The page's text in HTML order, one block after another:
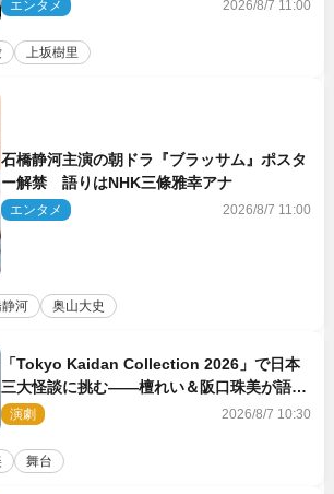
エンタメ 2026/8/7 11:00
上坂樹里
石橋静河主演の朝ドラ『ブラッサム』ポスタ
ー解禁 語りはNHK三條雅幸アナ
エンタメ 2026/8/7 11:00
河 奥山大史
「Tokyo Kaidan Collection 2026」で日本
三大怪談に挑む――檀れい＆阪口珠美が語る
「牡丹灯籠」の新たな魅力
演劇 2026/8/7 10:30
舞台